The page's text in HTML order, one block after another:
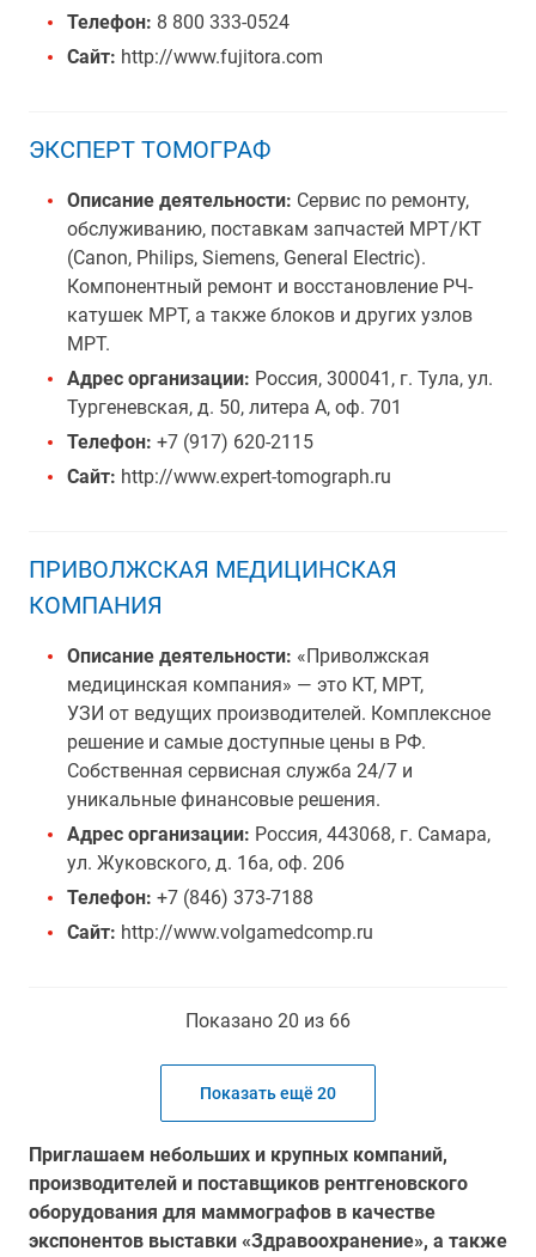
Телефон: 8 800 333-0524
Сайт: http://www.fujitora.com
ЭКСПЕРТ ТОМОГРАФ
Описание деятельности: Сервис по ремонту,
обслуживанию, поставкам запчастей МРТ/КТ
(Canon, Philips, Siemens, General Electric).
Компонентный ремонт и восстановление РЧ-
катушек МРТ, а также блоков и других узлов
МРТ.
Адрес организации: Россия, 300041, г. Тула, ул.
Тургеневская, д. 50, литера А, оф. 701
Телефон: +7 (917) 620-2115
Сайт: http://www.expert-tomograph.ru
ПРИВОЛЖСКАЯ МЕДИЦИНСКАЯ
КОМПАНИЯ
Описание деятельности: «Приволжская
медицинская компания» — это КТ, МРТ,
УЗИ от ведущих производителей. Комплексное
решение и самые доступные цены в РФ.
Собственная сервисная служба 24/7 и
уникальные финансовые решения.
Адрес организации: Россия, 443068, г. Самара,
ул. Жуковского, д. 16а, оф. 206
Телефон: +7 (846) 373-7188
Сайт: http://www.volgamedcomp.ru
Показано 20 из 66
Показать ещё 20
Приглашаем небольших и крупных компаний,
производителей и поставщиков рентгеновского
оборудования для маммографов в качестве
экспонентов выставки «Здравоохранение», а также